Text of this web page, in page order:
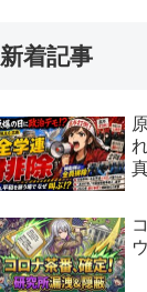
新着記事